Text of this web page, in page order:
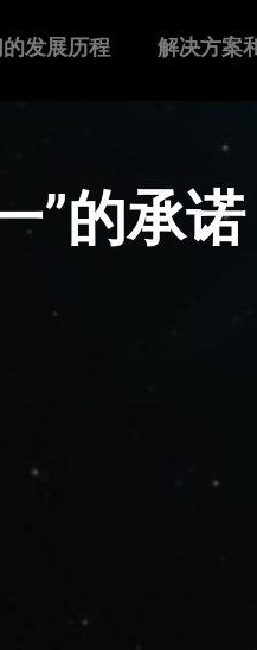
发展历程 解决方案
”的承